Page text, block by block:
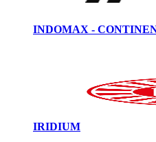
INDOMAX -
IRIDIUM